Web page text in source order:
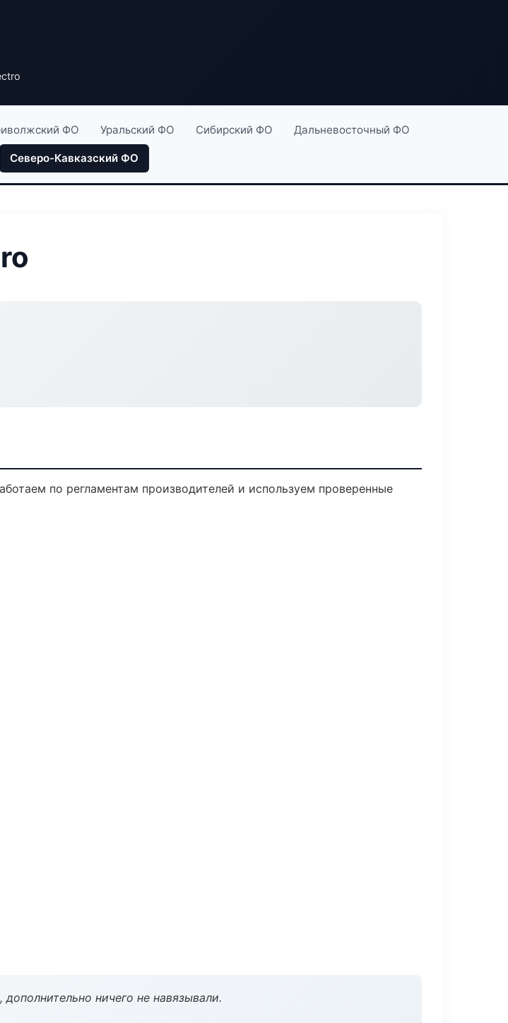
ФО Уральский ФО Сибирский ФО Дальневосточный ФО
Северо-Кавказский ФО
по регламентам производителей и используем проверенные
ничего не навязывали.